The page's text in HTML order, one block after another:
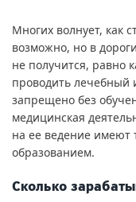
Многих волнует, как
возможно, но в
не получится, равно
проводить лечебный
запрещено без
медицинская
на ее ведение имеют
образованием.
Сколько